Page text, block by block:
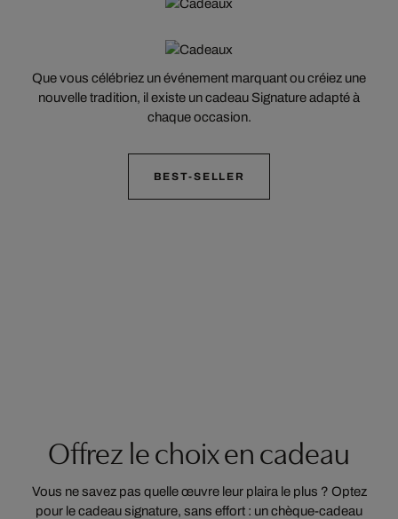
Que vous célébriez un événement marquant ou créiez une
nouvelle tradition, il existe un cadeau Signature adapté à
chaque occasion.
BEST-SELLER
Offrez le choix en cadeau
Vous ne savez pas quelle œuvre leur plaira le plus ? Optez
pour le cadeau signature, sans effort : un chèque-cadeau